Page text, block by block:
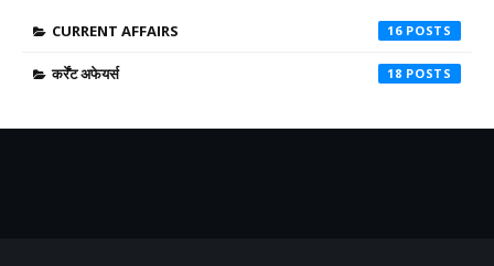
CURRENT AFFAIRS 16
कर्रेंट अफेयर्स 18